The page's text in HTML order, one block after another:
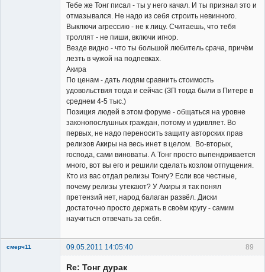
Тебе же Тонг писал - ты у него качал. И ты признал это и
отмазывался. Не надо из себя строить невинного.
Выключи агрессию - не к лицу. Считаешь, что тебя
троллят - не пиши, включи игнор.
Везде видно - что ты большой любитель срача, причём
лезть в чужой на подпевках.
Акира
По ценам - дать людям сравнить стоимость
удовольствия тогда и сейчас (ЗП тогда были в Питере в
среднем 4-5 тыс.)
Позиция людей в этом форуме - общаться на уровне
законопослушных граждан, потому и удивляет. Во
первых, не надо переносить защиту авторских прав
релизов Акиры на весь инет в целом. Во-вторых,
господа, сами виноваты. А Тонг просто выпендривается
много, вот вы его и решили сделать козлом отпущения.
Кто из вас отдал релизы Тонгу? Если все честные,
почему релизы утекают? У Акиры я так понял
претензий нет, народ балаган развёл. Диски
достаточно просто держать в своём кругу - самим
научиться отвечать за себя.
89
смерч11
09.05.2011 14:05:40
Re: Тонг дурак